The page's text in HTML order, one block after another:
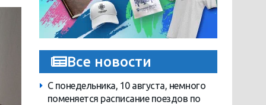
Все новости
С понедельника, 10 августа, немного
поменяется расписание поездов по